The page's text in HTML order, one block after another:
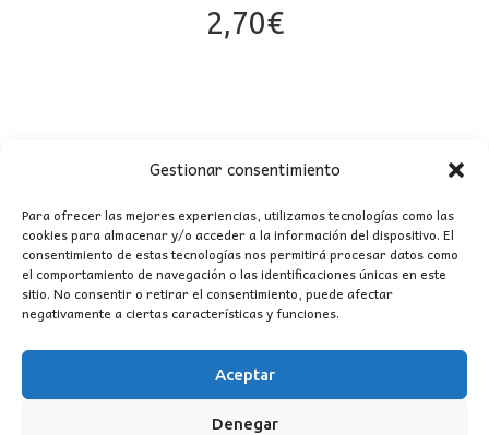
Gestionar consentimiento
Para ofrecer las mejores experiencias, utilizamos tecnologías como las
cookies para almacenar y/o acceder a la información del dispositivo. El
consentimiento de estas tecnologías nos permitirá procesar datos como
el comportamiento de navegación o las identificaciones únicas en este
sitio. No consentir o retirar el consentimiento, puede afectar
negativamente a ciertas características y funciones.
Aceptar
Denegar
2,70€
CONTACTO
INFORMACIÓN